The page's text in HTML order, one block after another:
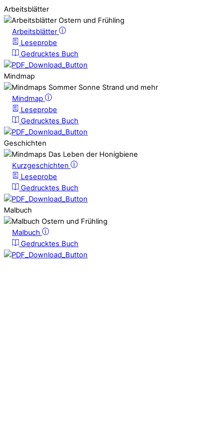
Arbeitsblätter
Arbeitsblätter
Leseprobe
Gedrucktes Buch
Mindmap
Mindmap
Leseprobe
Gedrucktes Buch
Geschichten
Kurzgeschichten
Leseprobe
Gedrucktes Buch
Malbuch
Malbuch
Gedrucktes Buch